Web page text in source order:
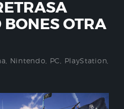
OTRA
Nintendo PC PlayStation